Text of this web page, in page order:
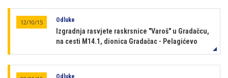
12/10/15 Odluke
Izgradnja rasvjete raskrsnice "Varoš" u Gradačcu,
na cesti M14.1, dionica Gradačac - Pelagićevo
Odluke